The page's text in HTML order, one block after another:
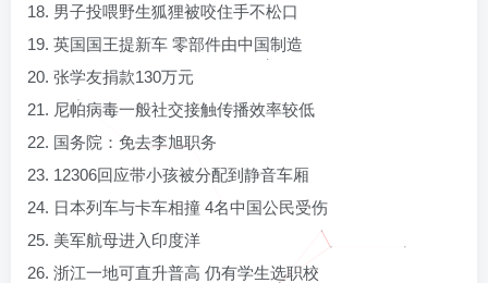
18. 男子投喂野生狐狸被咬住手不松口
19. 英国国王提新车 零部件由中国制造
20. 张学友捐款130万元
21. 尼帕病毒一般社交接触传播效率较低
22. 国务院：免去李旭职务
23. 12306回应带小孩被分配到静音车厢
24. 日本列车与卡车相撞 4名中国公民受伤
25. 美军航母进入印度洋
26. 浙江一地可直升普高 仍有学生选职校